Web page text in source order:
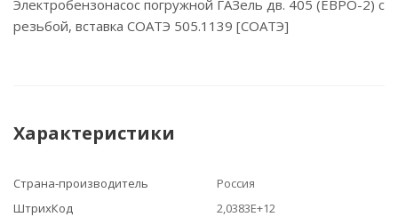
Электробензонасос погружной ГАЗель дв. 405 (ЕВРО-2) c
резьбой, вставка СОАТЭ 505.1139 [СОАТЭ]
Характеристики
Страна-производитель
Россия
ШтрихКод
2,0383E+12